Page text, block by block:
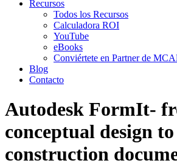
Recursos
Todos los Recursos
Calculadora ROI
YouTube
eBooks
Conviértete en Partner de
Blog
Contacto
Autodesk FormIt-
conceptual design to
construction